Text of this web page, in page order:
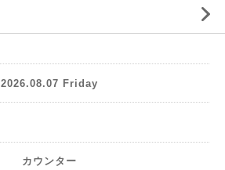
2026.08.07 Friday
カウンター